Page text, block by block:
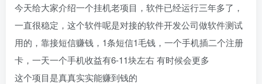
今天给大家介绍一个挂机老项目，软件已经运行三年多了，
一直很稳定，这个软件呢是对接的软件开发公司做软件测试
用的，靠接短信赚钱，1条短信1毛钱，一个手机插二个注册
卡，一天一个手机收益有6-11块左右 有时候会更多
这个项目是真真实实能赚到钱的